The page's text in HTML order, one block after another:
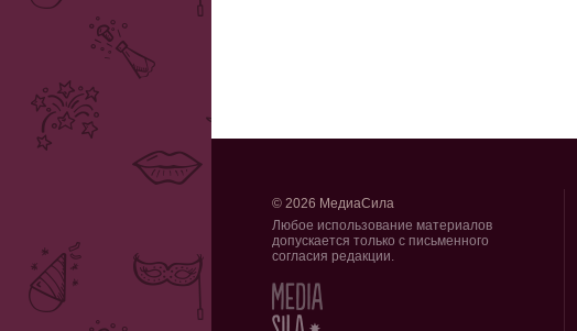
© 2026 МедиаСила
Любое использование материалов
допускается только с письменного
согласия редакции.